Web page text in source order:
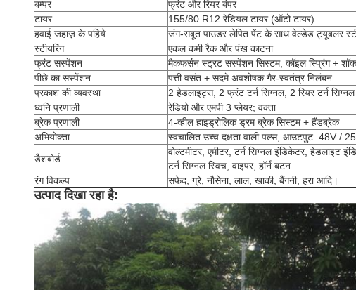
बम्पर
फ्रंट और रियर बंपर
टायर
155/80 R12 रेडियल टायर (ऑटो टायर)
हवाई जहाज़ के पहिये
जंग-सबूत पाउडर लेपित पेंट के साथ वेल्डेड ट्यूबलर
स्टीयरिंग
एकल कमी रैक और पंख काटना
फ्रंट सस्पेंशन
मैकफर्सन स्ट्रट सस्पेंशन सिस्टम, कॉइल स्प्रिंग + शॉक
पीछे का सस्पेंशन
पत्ती वसंत + सदमे अवशोषक गैर-स्वतंत्र निलंबन
प्रकाश की व्यवस्था
2 हेडलाइट्स, 2 फ्रंट टर्न सिग्नल, 2 रियर टर्न
ध्वनि प्रणाली
रेडियो और एमपी 3 प्लेयर; वक्ता
ब्रेक प्रणाली
4-व्हील हाइड्रोलिक ड्रम ब्रेक सिस्टम + हैंडब्रेक
अभियोक्ता
स्वचालित उच्च दक्षता वाली पल्स, आउटपुट: 48V /
डैशबोर्ड
वोल्टमीटर, एमीटर, टर्न सिग्नल इंडिकेटर, हेडलाइट
टर्न सिग्नल स्विच, वाइपर, हॉर्न बटन
रंग विकल्प
सफेद, ग्रे, नौसेना, लाल, खाकी, बैंगनी, हरा आदि।
उत्पाद दिखा रहा है: